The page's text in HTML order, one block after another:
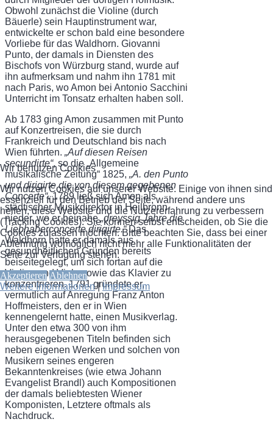
Obwohl zunächst die Violine (durch
Bäuerle) sein Hauptinstrument war,
entwickelte er schon bald eine besondere
Vorliebe für das Waldhorn. Giovanni
Punto, der damals in Diensten des
Bischofs von Würzburg stand, wurde auf
ihn aufmerksam und nahm ihn 1781 mit
nach Paris, wo Amon bei Antonio Sacchini
Unterricht im Tonsatz erhalten haben soll.
Ab 1783 ging Amon zusammen mit Punto
auf Konzertreisen, die sie durch
Frankreich und Deutschland bis nach
Wien führten. „Auf diesen Reisen
secundirte“, so die „Allgemeine
musikalische Zeitung“ 1825, „A. den Punto
und dirigirte die von diesem gegebenen
Concerte“. 1789 ließ sich Amon als
städtischer Musikdirektor in Heilbronn
nieder, wo er beinahe„dreyssig Jahre die
Liebhaberconcerte dirigirte.“Das
Waldhorn hatte er damals aus
gesundheitlichen Gründen bereits
beiseitegelegt, um sich fortan auf die
Violine und Viola sowie das Klavier zu
konzentrieren. 1791 gründete er,
vermutlich auf Anregung Franz Anton
Hoffmeisters, den er in Wien
kennengelernt hatte, einen Musikverlag.
Unter den etwa 300 von ihm
herausgegebenen Titeln befinden sich
neben eigenen Werken und solchen von
Musikern seines engeren
Bekanntenkreises (wie etwa Johann
Evangelist Brandl) auch Kompositionen
der damals beliebtesten Wiener
Komponisten, Letztere oftmals als
Nachdruck.
Wir benutzen Cookies
Wir nutzen Cookies auf unserer Website. Einige von ihnen sind
essenziell für den Betrieb der Seite, während andere uns
helfen, diese Website und die Nutzererfahrung zu verbessern
(Tracking Cookies). Sie können selbst entscheiden, ob Sie die
Cookies zulassen möchten. Bitte beachten Sie, dass bei einer
Ablehnung womöglich nicht mehr alle Funktionalitäten der
Seite zur Verfügung stehen.
Akzeptieren Ablehnen
Weitere Informationen|Impressum